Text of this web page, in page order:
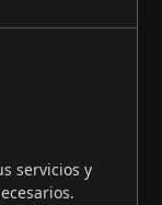
servicios y